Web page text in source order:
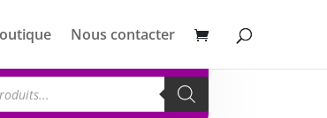
Nous contacter